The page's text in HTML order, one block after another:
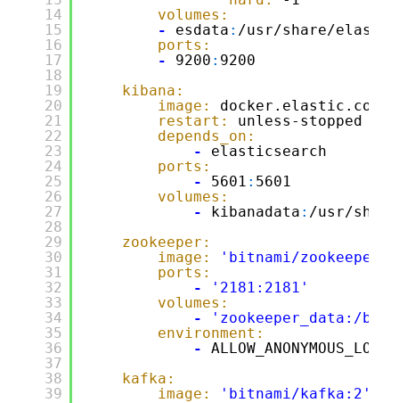
14
15
16
17
18
19
20
21
22
23
24
25
26
27
28
29
30
31
32
33
34
35
36
37
38
39
volumes:
-
esdata : /usr/share/
ports:
-
9200 : 9200
kibana:
image:
docker.elastic.co/
restart:
unless-stopped
depends_on:
-
elasticsearch
ports:
-
5601 : 5601
volumes:
-
kibanadata : /usr/
zookeeper:
image:
'bitnami/
ports:
-
'2181:2181'
volumes:
-
'zookeeper_data:/
environment:
-
kafka:
image:
'bitnami/kafka:2'